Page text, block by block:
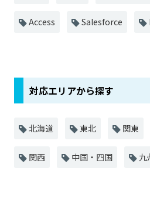
Access Salesforce
対応エリアから探す
北海道 東北 関東
関西 中国・四国 九